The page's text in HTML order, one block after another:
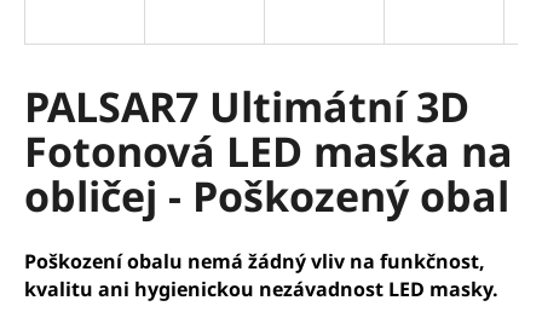
PALSAR7 Ultimátní 3D
Fotonová LED maska na
obličej - Poškozený obal
Poškození obalu nemá žádný vliv na funkčnost,
kvalitu ani hygienickou nezávadnost LED masky.
í
t
?
HLEDAT